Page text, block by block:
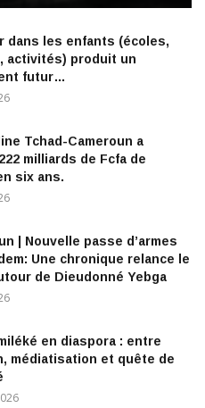
dans les enfants (écoles,
activités) produit un
futur…
Tchad-Cameroun a
milliards de Fcfa de
six ans.
| Nouvelle passe d’armes
Une chronique relance le
de Dieudonné Yebga
en diaspora : entre
médiatisation et quête de